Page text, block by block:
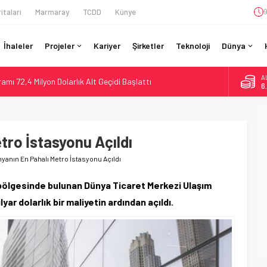
Marmaray TCDD Künye
İhaleler Projeler Kariyer Şirketler Teknoloji Dünya
72,4 Milyon Dolarlık Alt Geçidi Başlattı
İHA Saldırısı: Zamanında Tahliye Faciayı Önledi
Lider, Class 99’lar 2026’da Yolda
Real’lik PTC Anlaşmasını 2031’e Kadar Tamamlayacak
İstasyonu Açıldı
En Pahalı Metro İstasyonu Açıldı
bulunan Dünya Ticaret Merkezi Ulaşım
dolarlık bir maliyetin ardından açıldı.